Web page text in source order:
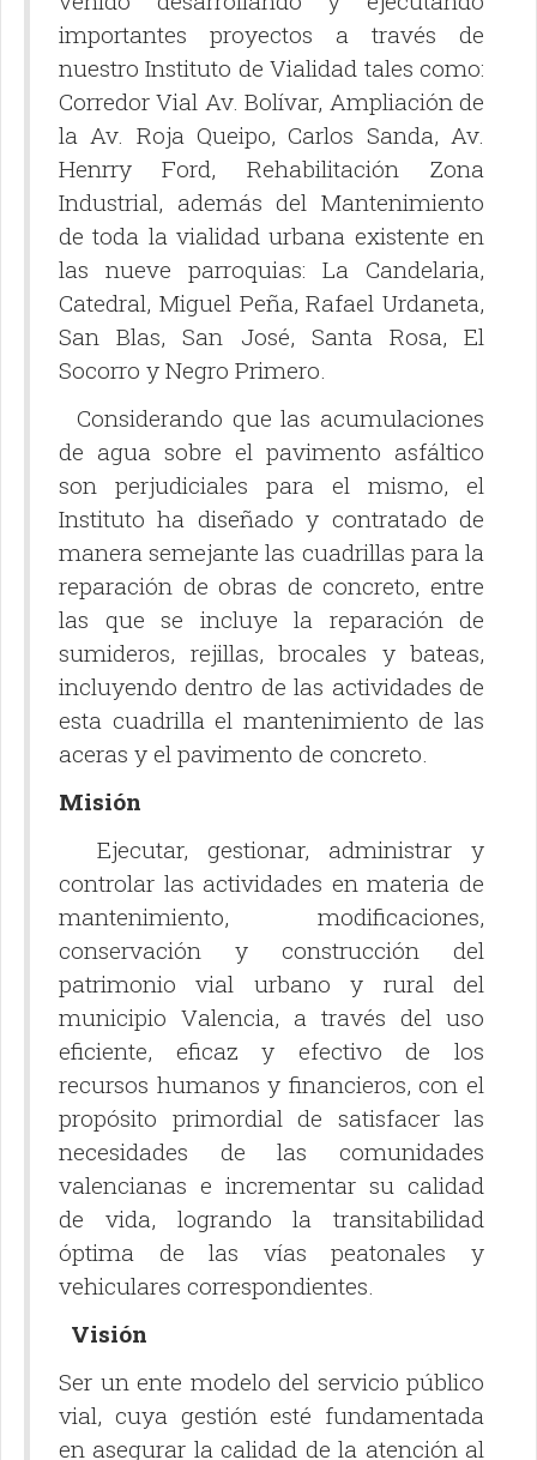
importantes proyectos a través de
nuestro Instituto de Vialidad tales como:
Corredor Vial Av. Bolívar, Ampliación de
la Av. Roja Queipo, Carlos Sanda, Av.
Henrry Ford, Rehabilitación Zona
Industrial, además del Mantenimiento
de toda la vialidad urbana existente en
las nueve parroquias: La Candelaria,
Catedral, Miguel Peña, Rafael Urdaneta,
San Blas, San José, Santa Rosa, El
Socorro y Negro Primero.
Considerando que las acumulaciones
de agua sobre el pavimento asfáltico
son perjudiciales para el mismo, el
Instituto ha diseñado y contratado de
manera semejante las cuadrillas para la
reparación de obras de concreto, entre
las que se incluye la reparación de
sumideros, rejillas, brocales y bateas,
incluyendo dentro de las actividades de
esta cuadrilla el mantenimiento de las
aceras y el pavimento de concreto.
Misión
Ejecutar, gestionar, administrar y
controlar las actividades en materia de
mantenimiento, modificaciones,
conservación y construcción del
patrimonio vial urbano y rural del
municipio Valencia, a través del uso
eficiente, eficaz y efectivo de los
recursos humanos y financieros, con el
propósito primordial de satisfacer las
necesidades de las comunidades
valencianas e incrementar su calidad
de vida, logrando la transitabilidad
óptima de las vías peatonales y
vehiculares correspondientes.
Visión
Ser un ente modelo del servicio público
vial, cuya gestión esté fundamentada
en asegurar la calidad de la atención al